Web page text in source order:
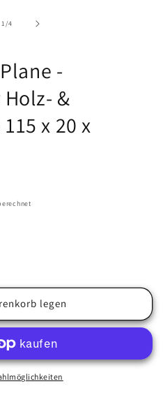
1/von
4
-
&
x 20 x
legen